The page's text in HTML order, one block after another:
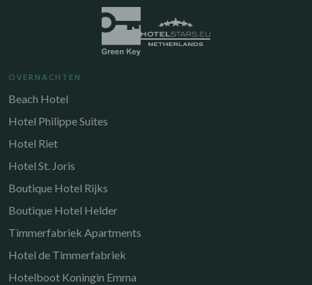
OVERNACHTEN
Beach Hotel
Hotel Philippe Suites
Hotel Riet
Hotel St. Joris
Boutique Hotel Rijks
Boutique Hotel Helder
Timmerfabriek Apartments
Hotel de Timmerfabriek
Hotelboot Koningin Emma